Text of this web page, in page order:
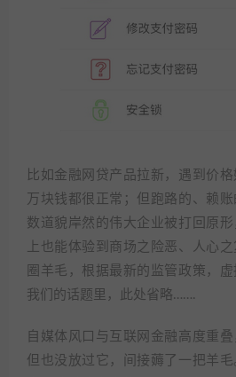
比如金融网贷产品拉新，遇到价
万块钱都很正常；但跑路的、赖
数道貌岸然的伟大企业被打回原
上也能体验到商场之险恶、人心
圈羊毛，根据最新的监管政策，
我们的话题里，此处省略…….
自媒体风口与互联网金融高度重叠
但也没放过它，间接薅了一把羊